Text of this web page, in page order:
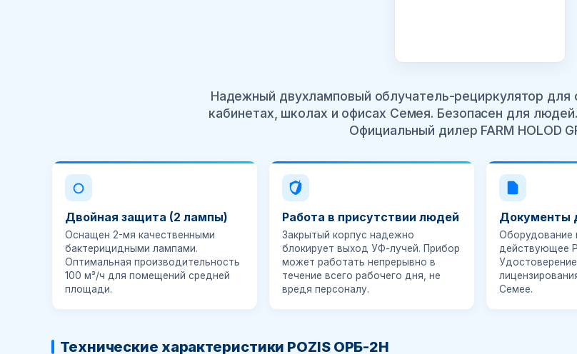
Надежный двухламповый облучатель-рециркулятор для
кабинетах, школах и офисах Семея. Безопасен для
Официальный дилер FARM HOLOD
Двойная защита (2 лампы)
Оснащен 2-мя качественными
бактерицидными лампами.
Оптимальная производительность
100 м³/ч для помещений средней
площади.
Работа в присутствии людей
Закрытый корпус надежно
блокирует выход УФ-лучей. Прибор
может работать непрерывно в
течение всего рабочего дня, не
вредя персоналу.
Документы
Оборудование
действующее
Семее.
Технические характеристики POZIS ОРБ-2Н